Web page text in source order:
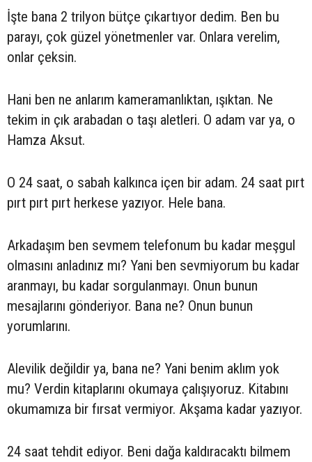
İşte bana 2 trilyon bütçe çıkartıyor dedim. Ben bu
parayı, çok güzel yönetmenler var. Onlara verelim,
onlar çeksin.
Hani ben ne anlarım kameramanlıktan, ışıktan. Ne
tekim in çık arabadan o taşı aletleri. O adam var ya, o
Hamza Aksut.
O 24 saat, o sabah kalkınca içen bir adam. 24 saat pırt
pırt pırt pırt herkese yazıyor. Hele bana.
Arkadaşım ben sevmem telefonum bu kadar meşgul
olmasını anladınız mı? Yani ben sevmiyorum bu kadar
aranmayı, bu kadar sorgulanmayı. Onun bunun
mesajlarını gönderiyor. Bana ne? Onun bunun
yorumlarını.
Alevilik değildir ya, bana ne? Yani benim aklım yok
mu? Verdin kitaplarını okumaya çalışıyoruz. Kitabını
okumamıza bir fırsat vermiyor. Akşama kadar yazıyor.
24 saat tehdit ediyor. Beni dağa kaldıracaktı bilmem